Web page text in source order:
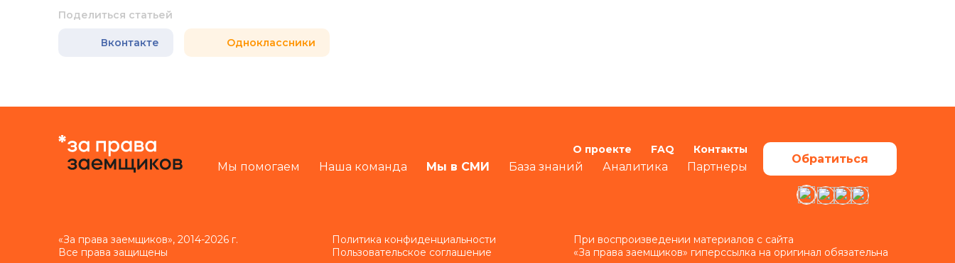
Поделиться статьей
Вконтакте Одноклассники
Мы помогаем Наша команда Мы в СМИ База знаний Аналитика Партнеры
О проекте FAQ Контакты
Обратиться
«За права заемщиков», 2014-2026 г.
Все права защищены
Политика конфиденциальности
Пользовательское соглашение
При воспроизведении материалов с сайта
«За права заемщиков» гиперссылка на оригинал обязательна